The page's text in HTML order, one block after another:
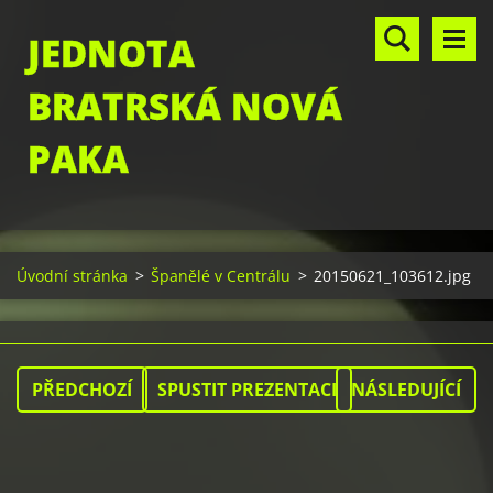
JEDNOTA
BRATRSKÁ NOVÁ
PAKA
Úvodní stránka > Španělé v Centrálu > 20150621_103612.jpg
PŘEDCHOZÍ SPUSTIT PREZENTACI NÁSLEDUJÍCÍ